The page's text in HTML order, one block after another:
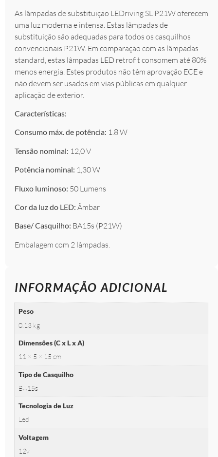
As lâmpadas de substituição LEDriving SL P21W oferecem
uma luz moderna e intensa. Estas lâmpadas de
substituição são adequadas para todos os casquilhos
convencionais P21W. Em comparação com as lâmpadas
standard, estas lâmpadas LED retrofit consomem até 80%
menos energia. Estes produtos não têm aprovação ECE e
não devem ser usados ​​em vias públicas em qualquer
aplicação de exterior.
Características:
Consumo máx. de potência: 1.8 W
Tensão nominal: 12,0 V
Potência nominal: 1,30 W
Fluxo luminoso: 50 Lumens
Cor da luz do LED: Âmbar
Base/ Casquilho: BA15s (P21W)
Embalagem com 2 lâmpadas.
INFORMAÇÃO ADICIONAL
Peso
0.13 kg
Dimensões (C x L x A)
11 × 5 × 15 cm
Tipo de Casquilho
BA15s
Tecnologia de Luz
Led
Voltagem
12v